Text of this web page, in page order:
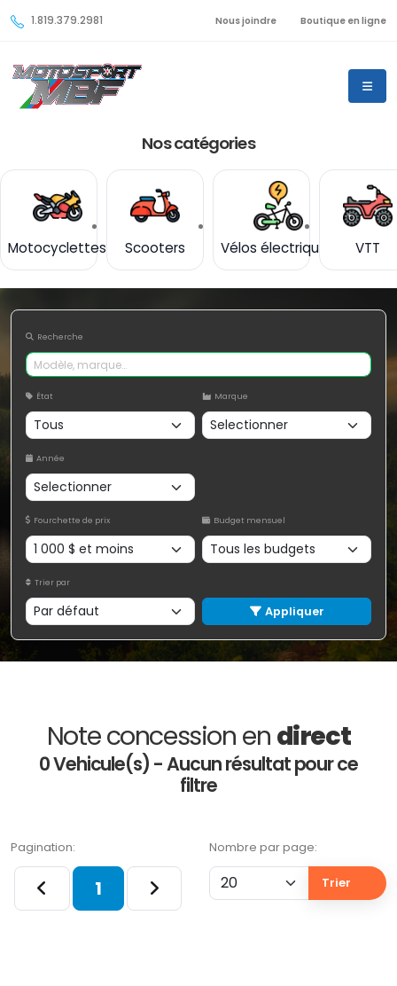
1.819.379.2981 Nous joindre Boutique en ligne
Nos catégories
Motocyclettes Scooters Vélos électriques VTT
Recherche
État Marque
Année
Fourchette de prix Budget mensuel
Trier par
Appliquer
Note concession en direct
0 Vehicule(s) - Aucun résultat pour ce
filtre
Pagination:
1
Nombre par page:
Trier